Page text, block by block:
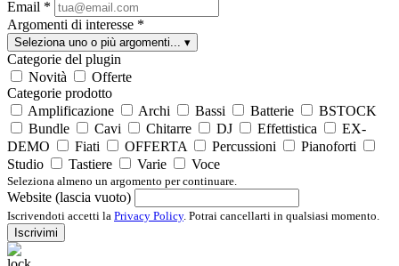
Email *
Argomenti di interesse *
Seleziona uno o più argomenti... ▾
Categorie del plugin
Novità
Offerte
Categorie prodotto
Amplificazione
Archi Bassi Batterie
BSTOCK
Bundle
Cavi Chitarre DJ Effettistica
EX-
DEMO
Fiati OFFERTA Percussioni
Pianoforti
Studio
Tastiere Varie Voce
Seleziona almeno un argomento per continuare.
Website (lascia vuoto)
Iscrivendoti accetti la Privacy Policy. Potrai cancellarti in qualsiasi momento.
Iscrivimi